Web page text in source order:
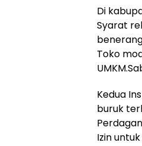
Di
Syarat
Toko
Kedua
buruk
Izin